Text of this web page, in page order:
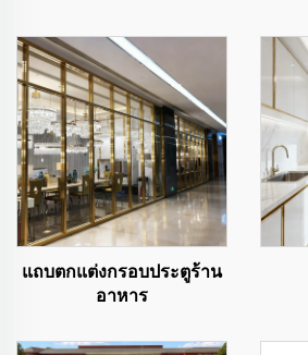
แถบตกแต่งกรอบประตูร้าน
อาหาร